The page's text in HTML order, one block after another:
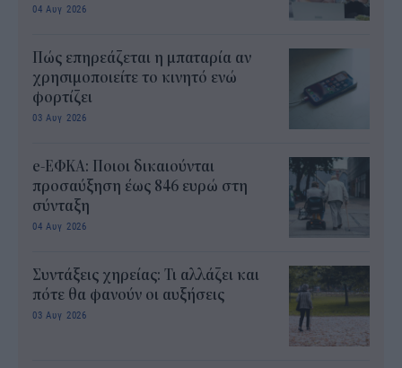
04 Αυγ 2026
Πώς επηρεάζεται η μπαταρία αν
χρησιμοποιείτε το κινητό ενώ
φορτίζει
03 Αυγ 2026
e-ΕΦΚΑ: Ποιοι δικαιούνται
προσαύξηση έως 846 ευρώ στη
σύνταξη
04 Αυγ 2026
Συντάξεις χηρείας: Τι αλλάζει και
πότε θα φανούν οι αυξήσεις
03 Αυγ 2026